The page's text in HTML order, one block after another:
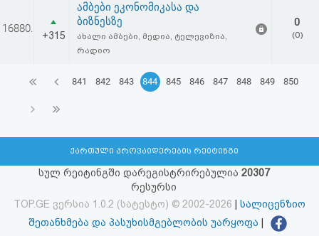
16880.
+315
ამბები ეკონომიკასა და
ბიზნესზე
ახალი ამბები, მედია, ტელევიზია,
რადიო
0
(0)
841 842 843 844 845 846 847 848 849 850
ქართული პროვაიდერების რეიტინგი
სულ რეიტინგში დარეგისტრირებულია 20307
რესურსი
TOP.GE ვერსია 1.0.2 (სატესტო) © 2002-2026
სალიცენზიო
შეთანხმება და პასუხისმგებლობის უარყოფა